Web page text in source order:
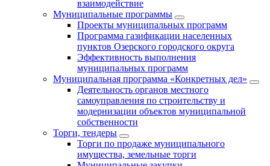
взаимодействие
Муниципальные программы
Проекты муниципальных программ
Программа газификации населенных
пунктов Озерского городского округа
Эффективность выполнения
муниципальных программ
Муниципальная программа «Конкретных дел»
Деятельность органов местного
самоуправления по строительству и
модернизации объектов муниципальной
собственности
Торги, тендеры
Торги по продаже муниципального
имущества, земельные торги